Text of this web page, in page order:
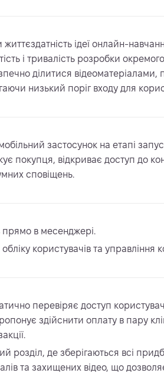
ідеї онлайн-
і тривалість розробки
ділитися відеоматеріалами,
низький поріг входу для
застосунок на етапі
покупця, відкриває доступ до
сповіщень.
прямо в месенджері.
користувачів та управління
перевіряє доступ
здійснити оплату в пару
розділ, де зберігаються всі
та захищених відео, що